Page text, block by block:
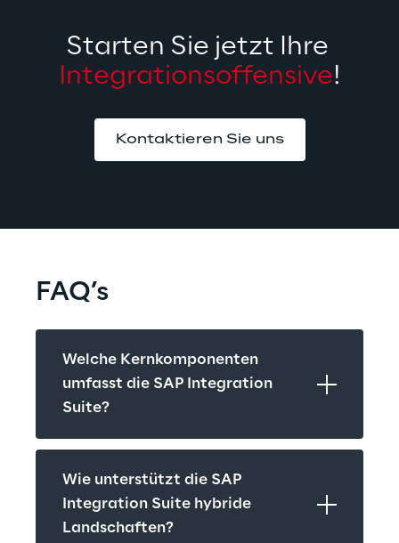
Starten Sie jetzt Ihre
Integrationsoffensive!
Kontaktieren Sie uns
FAQ’s
Welche Kernkomponenten
umfasst die SAP Integration
Suite?
Wie unterstützt die SAP
Integration Suite hybride
Landschaften?